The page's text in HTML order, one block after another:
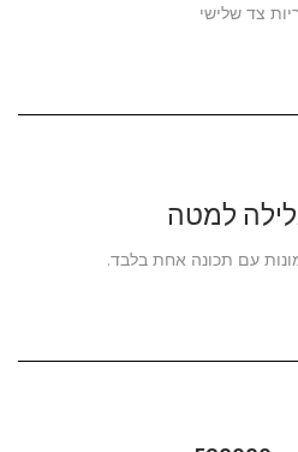
צד שלישי
למטה